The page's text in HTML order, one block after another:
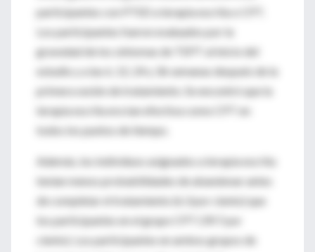
participantes con PTSD a terapia escrita o CPT.
Los participantes fueron evaluados por la
gravedad de los síntomas de TEPT al inicio del
estudio y a las 6, 12, 24 y 36 semanas después de la
primera sesión de tratamiento. Se encontró que la
terapia escrita era tan efectiva como CPT en
todos los puntos de tiempo.
Además, los individuos asignados a terapia escrita
tenían menos probabilidades de abandonar antes
de completar el tratamiento (6.3 por ciento) que
los participantes en el grupo CPT (39.7 por
ciento). Los participantes en ambos grupos de